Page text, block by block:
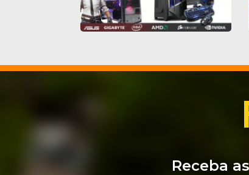
Receba